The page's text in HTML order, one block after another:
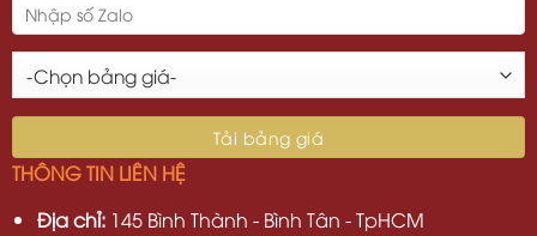
THÔNG TIN LIÊN HỆ
Địa chỉ:145 Bình Thành - Bình Tân - TpHCM